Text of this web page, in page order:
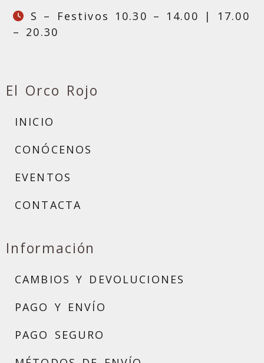
S – Festivos 10.30 – 14.00 | 17.00
– 20.30
El Orco Rojo
INICIO
CONÓCENOS
EVENTOS
CONTACTA
Información
CAMBIOS Y DEVOLUCIONES
PAGO Y ENVÍO
PAGO SEGURO